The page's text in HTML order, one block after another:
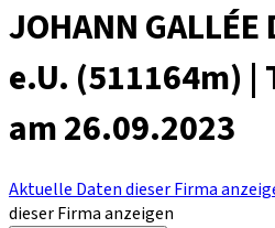
JOHANN GALLÉE
e.U. (511164m) |
am 26.09.2023
Aktuelle Daten dieser Firma
dieser Firma anzeigen